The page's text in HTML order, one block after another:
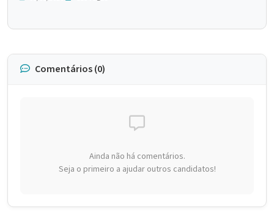
Comentários (0)
Ainda não há comentários.
Seja o primeiro a ajudar outros candidatos!